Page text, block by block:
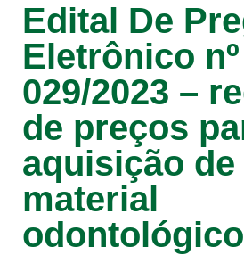
Edital De
Eletrônico nº
029/2023 –
de preços
aquisição de
material
odontológico